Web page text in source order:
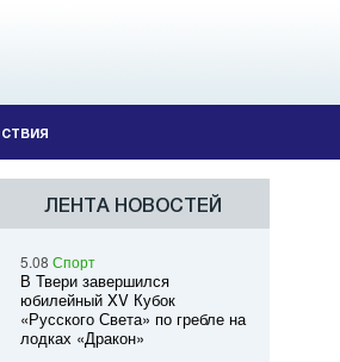
ЛЕНТА НОВОСТЕЙ
5.08 Спорт
В Твери завершился
юбилейный XV Кубок
«Русского Света» по гребле на
лодках «Дракон»